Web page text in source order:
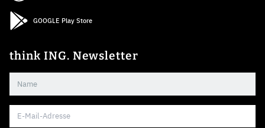
GOOGLE Play Store
think ING. Newsletter